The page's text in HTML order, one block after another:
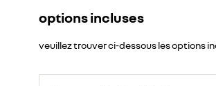
options incluses
veuillez trouver ci-dessous les options